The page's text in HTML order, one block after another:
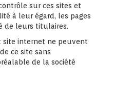
sur ces sites et
à leur égard, les pages
de leurs titulaires.
site internet ne peuvent
ce site sans
de la société